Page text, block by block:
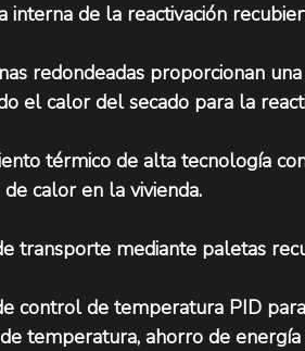
interna de la reactivación
redondeadas proporcionan
el calor del secado para la
térmico de alta tecnología
de calor en la vivienda.
transporte mediante paletas
control de temperatura PID
temperatura, ahorro de